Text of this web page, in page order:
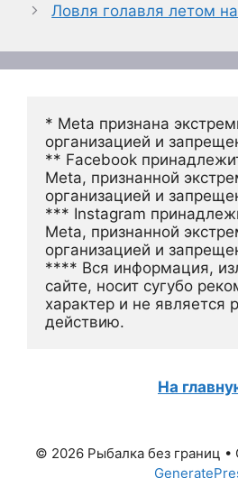
Ловля голавля летом
* Meta признана
организацией и
** Facebook
Meta, признанной
организацией и
*** Instagram
Meta, признанной
организацией и
**** Вся информация,
сайте, носит сугубо
характер и не является
действию.
На
© 2026 Рыбалка без границ •